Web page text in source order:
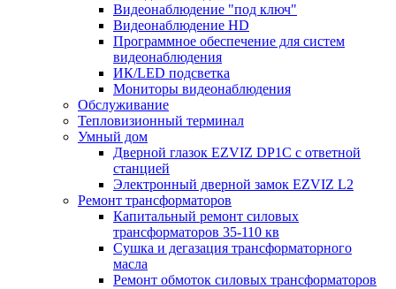
Видеонаблюдение "под ключ"
Видеонаблюдение HD
Программное обеспечение для систем
видеонаблюдения
ИК/LED подсветка
Мониторы видеонаблюдения
Обслуживание
Тепловизионный терминал
Умный дом
Дверной глазок EZVIZ DP1C с ответной
станцией
Электронный дверной замок EZVIZ L2
Ремонт трансформаторов
Капитальный ремонт силовых
трансформаторов 35-110 кв
Сушка и дегазация трансформаторного
масла
Ремонт обмоток силовых трансформаторов